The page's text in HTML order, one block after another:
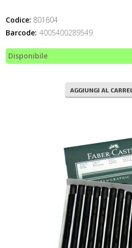
Codice: 801604
Barcode: 4005400289549
Disponibile
AGGIUNGI AL